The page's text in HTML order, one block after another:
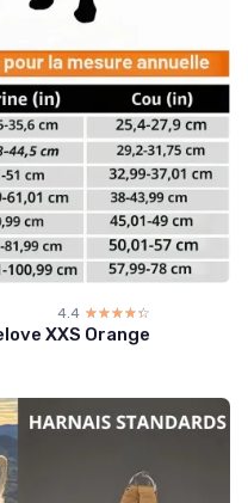
4.4 ☆☆☆☆☆
★★★★★
XXS Orange